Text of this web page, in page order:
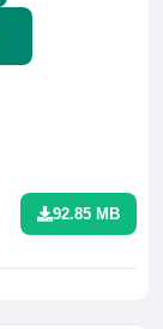
92.85 MB